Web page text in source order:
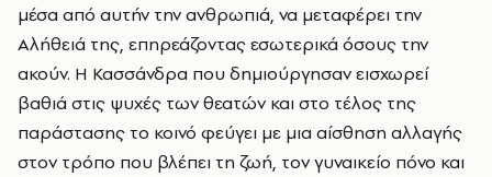
μέσα από αυτήν την ανθρωπιά, να μεταφέρει την
Αλήθειά της, επηρεάζοντας εσωτερικά όσους την
ακούν. Η Κασσάνδρα που δημιούργησαν εισχωρεί
βαθιά στις ψυχές των θεατών και στο τέλος της
παράστασης το κοινό φεύγει με μια αίσθηση αλλαγής
στον τρόπο που βλέπει τη ζωή, τον γυναικείο πόνο και